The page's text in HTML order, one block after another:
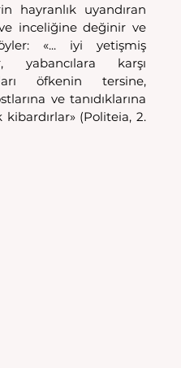
hayranlık uyandıran
inceliğine değinir ve
«... iyi yetişmiş
yabancılara karşı
öfkenin tersine,
ve tanıdıklarına
kibardırlar» (Politeia, 2.